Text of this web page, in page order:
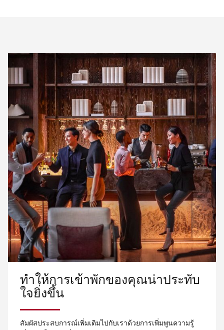
ทำให้การเข้าพักของคุณน่าประทับ
ใจยิ่งขึ้น
สัมผัสประสบการณ์เพิ่มเติมไปกับเราด้วยการเพิ่มพูนความรู้